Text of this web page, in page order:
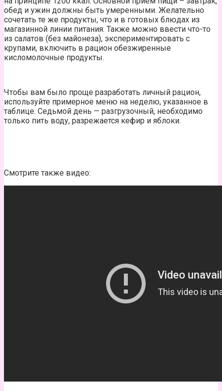
обед и ужин должны быть умеренными. Желательно
сочетать те же продукты, что и в готовых блюдах из
магазинной линии питания. Также можно ввести что-то
из салатов (без майонеза), экспериментировать с
крупами, включить в рацион обезжиренные
кисломолочные продукты.
Чтобы вам было проще разработать личный рацион,
используйте примерное меню на неделю, указанное в
таблице. Седьмой день — разгрузочный, необходимо
только пить воду, разрежается кефир и яблоки.
Смотрите также видео: